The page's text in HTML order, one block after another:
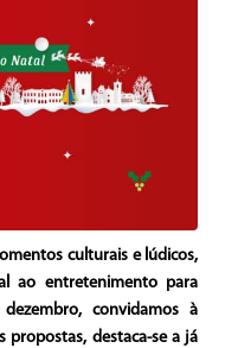
culturais e lúdicos,
ao entretenimento para
convidamos à
propostas, destaca-se a já